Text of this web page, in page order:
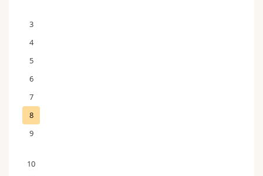
3
4
5
6
7
8
9
10